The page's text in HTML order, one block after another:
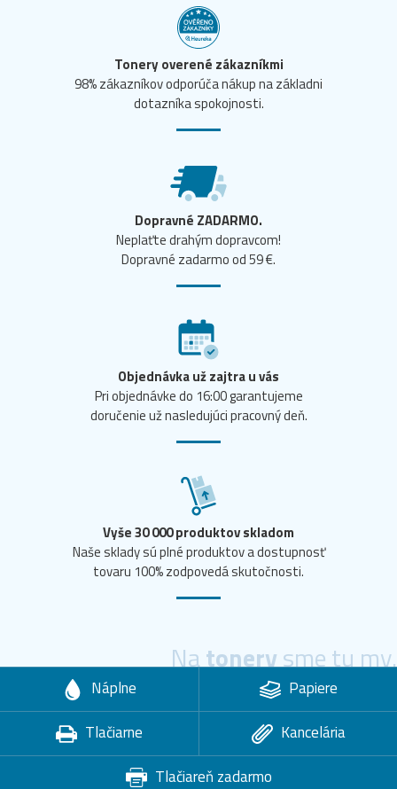
Tonery overené zákazníkmi
98% zákazníkov odporúča nákup na základni
dotazníka spokojnosti.
Dopravné ZADARMO.
Neplaťte drahým dopravcom!
Dopravné zadarmo od 59 €.
Objednávka už zajtra u vás
Pri objednávke do 16:00 garantujeme
doručenie už nasledujúci pracovný deň.
Vyše 30 000 produktov skladom
Naše sklady sú plné produktov a dostupnosť
tovaru 100% zodpovedá skutočnosti.
Natonerysme tu my.
Náplne
Papiere
Tlačiarne
Kancelária
Tlačiareň zadarmo